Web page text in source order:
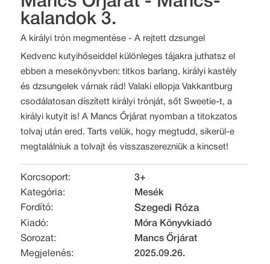
kalandok 3.
A királyi trón megmentése - A rejtett dzsungel
Kedvenc kutyihőseiddel különleges tájakra juthatsz el
ebben a mesekönyvben: titkos barlang, királyi kastély
és dzsungelek várnak rád! Valaki ellopja Vakkantburg
csodálatosan díszített királyi trónját, sőt Sweetie-t, a
királyi kutyit is! A Mancs Őrjárat nyomban a titokzatos
tolvaj után ered. Tarts velük, hogy megtudd, sikerül-e
megtalálniuk a tolvajt és visszaszerezniük a kincset!
Korcsoport:
3+
Kategória:
Mesék
Fordító:
Szegedi Róza
Kiadó:
Móra Könyvkiadó
Sorozat:
Mancs Őrjárat
Megjelenés:
2025.09.26.